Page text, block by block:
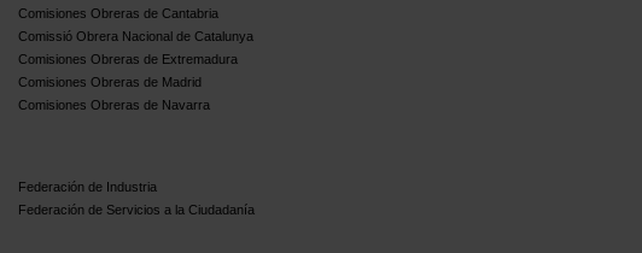
Comisiones Obreras de Cantabria
Comissió Obrera Nacional de Catalunya
Comisiones Obreras de Extremadura
Comisiones Obreras de Madrid
Comisiones Obreras de Navarra
Federación de Industria
Federación de Servicios a la Ciudadanía